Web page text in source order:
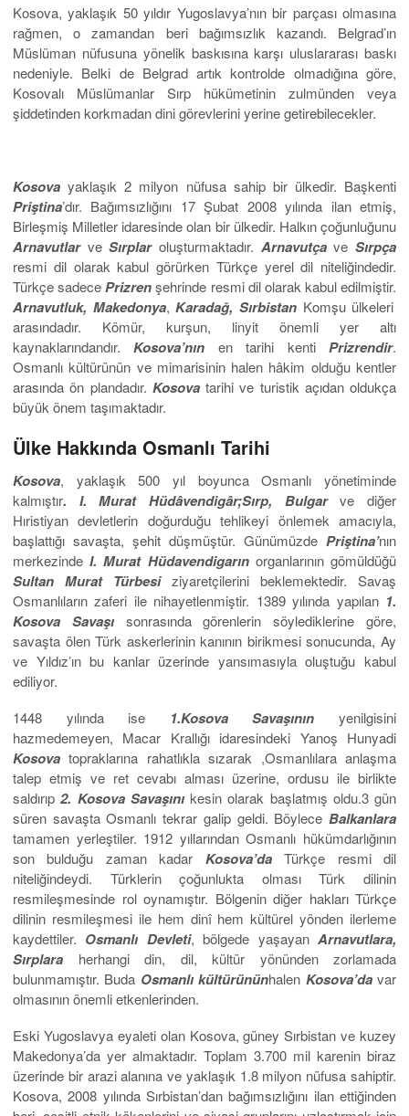
Kosova, yaklaşık 50 yıldır Yugoslavya’nın bir parçası olmasına
rağmen, o zamandan beri bağımsızlık kazandı. Belgrad’ın
Müslüman nüfusuna yönelik baskısına karşı uluslararası baskı
nedeniyle. Belki de Belgrad artık kontrolde olmadığına göre,
Kosovalı Müslümanlar Sırp hükümetinin zulmünden veya
şiddetinden korkmadan dini görevlerini yerine getirebilecekler.
Kosova yaklaşık 2 milyon nüfusa sahip bir ülkedir. Başkenti
Priştina’dır. Bağımsızlığını 17 Şubat 2008 yılında ilan etmiş,
Birleşmiş Milletler idaresinde olan bir ülkedir. Halkın çoğunluğunu
ArnavutlarveSırplaroluşturmaktadır. ArnavutçaveSırpça
resmi dil olarak kabul görürken Türkçe yerel dil niteliğindedir.
Türkçe sadecePrizrenşehrinde resmi dil olarak kabul edilmiştir.
Arnavutluk, Makedonya, Karadağ, Sırbistan Komşu ülkeleri
arasındadır. Kömür, kurşun, linyit önemli yer altı
kaynaklarındandır. Kosova’nın en tarihi kentiPrizrendir.
Osmanlı kültürünün ve mimarisinin halen hâkim olduğu kentler
arasında ön plandadır. Kosovatarihi ve turistik açıdan oldukça
büyük önem taşımaktadır.
Ülke Hakkında Osmanlı Tarihi
Kosova, yaklaşık 500 yıl boyunca Osmanlı yönetiminde
kalmıştır. I. Murat Hüdâvendigâr;Sırp, Bulgarve diğer
Hıristiyan devletlerin doğurduğu tehlikeyi önlemek amacıyla,
başlattığı savaşta, şehit düşmüştür. Günümüzde Priştina’nın
merkezindeI. Murat Hüdavendigarınorganlarının gömüldüğü
Sultan Murat Türbesiziyaretçilerini beklemektedir. Savaş
Osmanlıların zaferi ile nihayetlenmiştir. 1389 yılında yapılan 1.
Kosova Savaşısonrasında görenlerin söylediklerine göre,
savaşta ölen Türk askerlerinin kanının birikmesi sonucunda, Ay
ve Yıldız’ın bu kanlar üzerinde yansımasıyla oluştuğu kabul
ediliyor.
1448 yılında ise
1.Kosova Savaşının yenilgisini
hazmedemeyen, Macar Krallığı idaresindeki Yanoş Hunyadi
Kosova topraklarına rahatlıkla sızarak ,Osmanlılara anlaşma
talep etmiş ve ret cevabı alması üzerine, ordusu ile birlikte
saldırıp2. Kosova Savaşınıkesin olarak başlatmış oldu.3 gün
süren savaşta Osmanlı tekrar galip geldi. Böylece Balkanlara
tamamen yerleştiler. 1912 yıllarından Osmanlı hükümdarlığının
son bulduğu zaman kadar Kosova’daTürkçe resmi dil
niteliğindeydi. Türklerin çoğunlukta olması Türk dilinin
resmileşmesinde rol oynamıştır. Bölgenin diğer hakları Türkçe
dilinin resmileşmesi ile hem dinî hem kültürel yönden ilerleme
kaydettiler. Osmanlı Devleti, bölgede yaşayanArnavutlara,
Sırplara herhangi din, dil, kültür yönünden zorlamada
bulunmamıştır. Buda Osmanlı kültürününhalen Kosova’davar
olmasının önemli etkenlerinden.
Eski Yugoslavya eyaleti olan Kosova, güney Sırbistan ve kuzey
Makedonya’da yer almaktadır. Toplam 3.700 mil karenin biraz
üzerinde bir arazi alanına ve yaklaşık 1.8 milyon nüfusa sahiptir.
Kosova, 2008 yılında Sırbistan’dan bağımsızlığını ilan ettiğinden